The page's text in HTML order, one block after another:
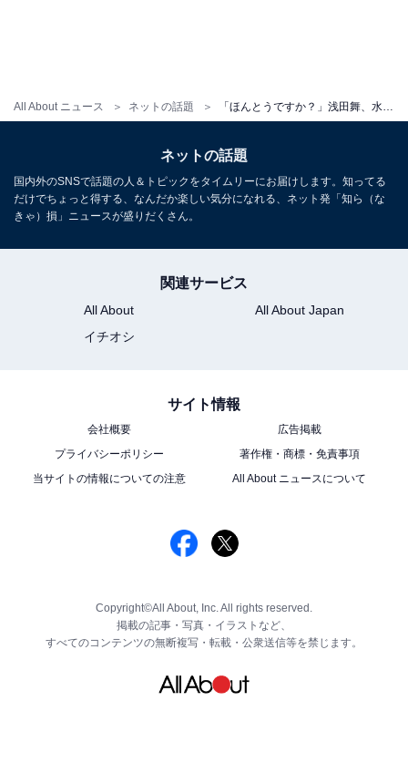
All About ニュース ネットの話題
ネットの話題
国内外のSNSで話題の人＆トピックをタイムリーにお届けします。知ってる
だけでちょっと得する、なんだか楽しい気分になれる、ネット発「知ら（な
きゃ）損」ニュースが盛りだくさん。
関連サービス
All About
All About Japan
イチオシ
サイト情報
会社概要
広告掲載
プライバシーポリシー
著作権・商標・免責事項
当サイトの情報についての注意
All About ニュースについて
Copyright©All About, Inc. All rights reserved.
掲載の記事・写真・イラストなど、
すべてのコンテンツの無断複写・転載・公衆送信等を禁じます。